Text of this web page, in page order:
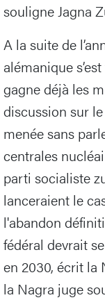
souligne Jagna
A la suite de
alémanique
gagne déjà les
discussion sur
menée sans
centrales
parti socialiste
lanceraient le
l'abandon
fédéral devrait
en 2030, écrit la
la Nagra juge